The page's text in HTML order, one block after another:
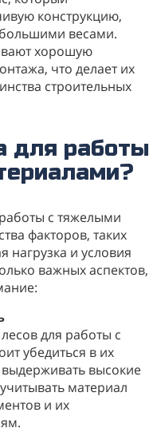
конструкцию,
весами.
хорошую
что делает их
строительных
для работы
с тяжелыми
факторов, таких
нагрузка и условия
важных аспектов,
для работы с
убедиться в их
высокие
материал
и их